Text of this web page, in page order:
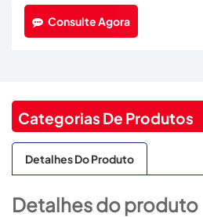
Consulte Agora
Categorias De Produtos
Detalhes Do Produto
Detalhes do produto